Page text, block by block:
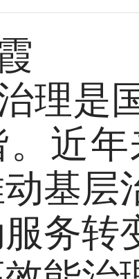
理是
近
基层
务转